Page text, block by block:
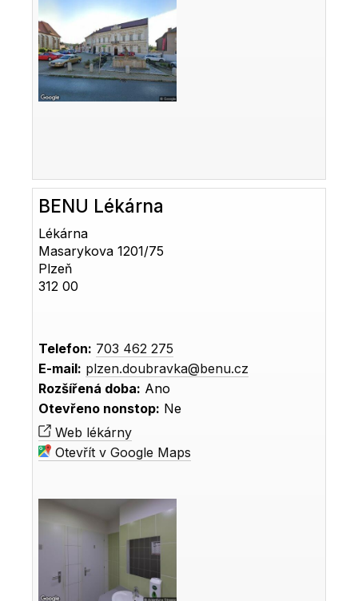
BENU Lékárna
Lékárna
Masarykova 1201/75
Plzeň
312 00
Telefon: 703 462 275
E-mail: plzen.doubravka@benu.cz
Rozšířená doba: Ano
Otevřeno nonstop: Ne
Web lékárny
Otevřít v Google Maps